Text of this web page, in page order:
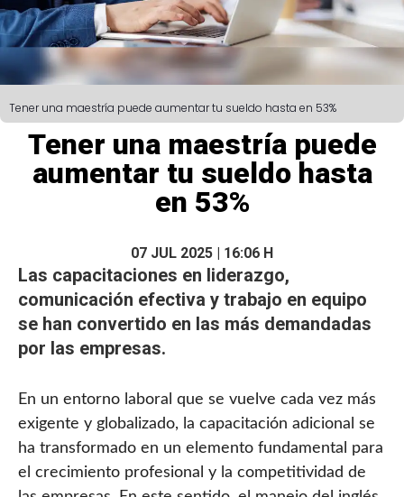
Tener una maestría puede aumentar tu sueldo hasta en 53%
Tener una maestría puede
aumentar tu sueldo hasta
en 53%
07 JUL 2025 | 16:06 H
Las capacitaciones en liderazgo,
comunicación efectiva y trabajo en equipo
se han convertido en las más demandadas
por las empresas.
En un entorno laboral que se vuelve cada vez más
exigente y globalizado, la capacitación adicional se
ha transformado en un elemento fundamental para
el crecimiento profesional y la competitividad de